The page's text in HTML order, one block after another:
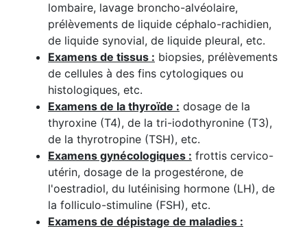
lombaire, lavage broncho-alvéolaire,
prélèvements de liquide céphalo-rachidien,
de liquide synovial, de liquide pleural, etc.
Examens de tissus : biopsies, prélèvements
de cellules à des fins cytologiques ou
histologiques, etc.
Examens de la thyroïde : dosage de la
thyroxine (T4), de la tri-iodothyronine (T3),
de la thyrotropine (TSH), etc.
Examens gynécologiques : frottis cervico-
utérin, dosage de la progestérone, de
l'oestradiol, du lutéinising hormone (LH), de
la folliculo-stimuline (FSH), etc.
Examens de dépistage de maladies :